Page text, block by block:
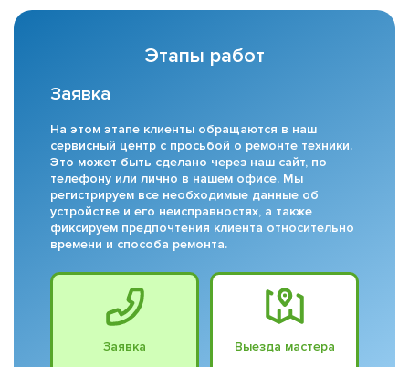
Этапы работ
Заявка
На этом этапе клиенты обращаются в наш
сервисный центр с просьбой о ремонте техники.
Это может быть сделано через наш сайт, по
телефону или лично в нашем офисе. Мы
регистрируем все необходимые данные об
устройстве и его неисправностях, а также
фиксируем предпочтения клиента относительно
времени и способа ремонта.
Заявка Выезда мастера